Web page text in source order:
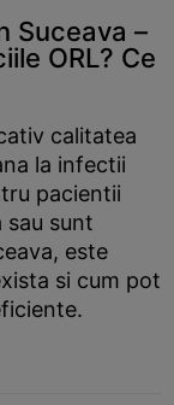
Suceava –
ORL? Ce
calitatea
la infectii
pacientii
sau sunt
este
si cum pot